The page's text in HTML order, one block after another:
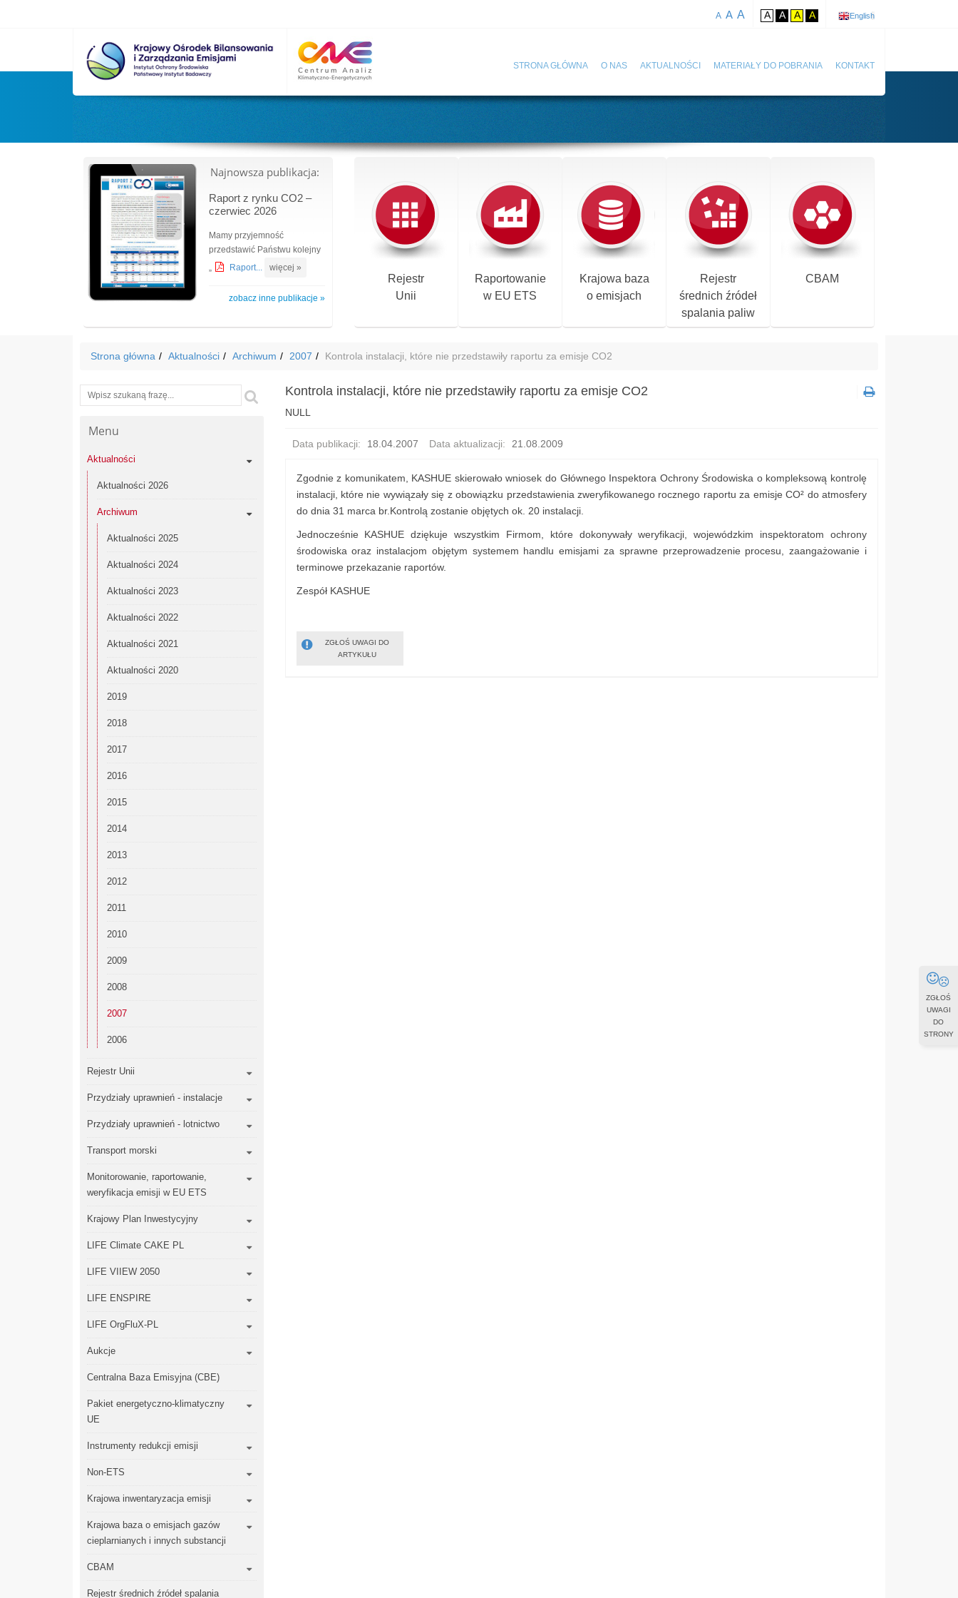
A A A A A A A English
STRONA GŁÓWNA O NAS AKTUALNOŚCI MATERIAŁY DO POBRANIA KONTAKT
Najnowsza publikacja:
Raport z rynku CO2 –
czerwiec 2026
Mamy przyjemność
przedstawić Państwu kolejny
„
Raport... więcej »
zobacz inne publikacje »
Rejestr
Unii
Raportowanie
w EU ETS
Krajowa baza
o emisjach
Rejestr
średnich źródeł
spalania paliw
CBAM
Strona główna Aktualności Archiwum 2007 Kontrola instalacji, które nie przedstawiły raportu za emisje CO2
Wyszukiwarka Szukaj
Menu
Aktualności
Aktualności 2026
Archiwum
Aktualności 2025
Aktualności 2024
Aktualności 2023
Aktualności 2022
Aktualności 2021
Aktualności 2020
2019
2018
2017
2016
2015
2014
2013
2012
2011
2010
2009
2008
2007
2006
Rejestr Unii
Przydziały uprawnień - instalacje
Przydziały uprawnień - lotnictwo
Transport morski
Monitorowanie, raportowanie,
weryfikacja emisji w EU ETS
Krajowy Plan Inwestycyjny
LIFE Climate CAKE PL
LIFE VIIEW 2050
LIFE ENSPIRE
LIFE OrgFluX-PL
Aukcje
Centralna Baza Emisyjna (CBE)
Pakiet energetyczno-klimatyczny
UE
Instrumenty redukcji emisji
Non-ETS
Krajowa inwentaryzacja emisji
Krajowa baza o emisjach gazów
cieplarnianych i innych substancji
CBAM
Rejestr średnich źródeł spalania
Kontrola instalacji, które nie przedstawiły raportu za emisje CO2
NULL
Data publikacji: 18.04.2007 Data aktualizacji: 21.08.2009
Zgodnie z komunikatem, KASHUE skierowało wniosek do Głównego Inspektora Ochrony Środowiska o kompleksową kontrolę
instalacji, które nie wywiązały się z obowiązku przedstawienia zweryfikowanego rocznego raportu za emisje CO² do atmosfery
do dnia 31 marca br.Kontrolą zostanie objętych ok. 20 instalacji.
Jednocześnie KASHUE dziękuje wszystkim Firmom, które dokonywały weryfikacji, wojewódzkim inspektoratom ochrony
środowiska oraz instalacjom objętym systemem handlu emisjami za sprawne przeprowadzenie procesu, zaangażowanie i
terminowe przekazanie raportów.
Zespół KASHUE
ZGŁOŚ UWAGI DO
ARTYKUŁU
ZGŁOŚ
UWAGI
DO
STRONY